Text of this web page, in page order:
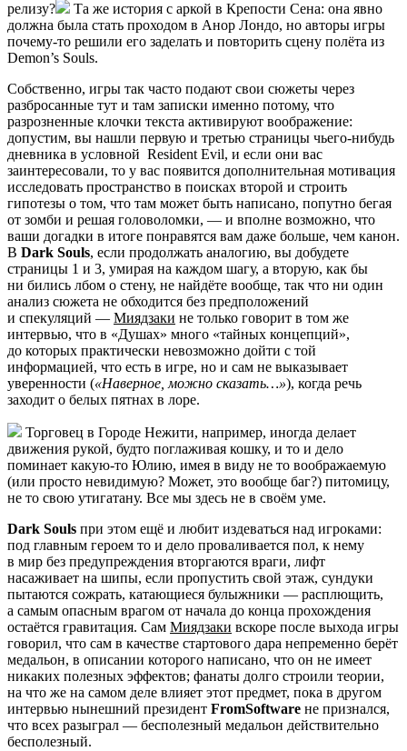
релизу?
Та же история с аркой в Крепости Сена: она явно
должна была стать проходом в Анор Лондо, но авторы игры
почему-то решили его заделать и повторить сцену полёта из
Demon’s Souls.
Собственно, игры так часто подают свои сюжеты через
разбросанные тут и там записки именно потому, что
разрозненные клочки текста активируют воображение:
допустим, вы нашли первую и третью страницы чьего-нибудь
дневника в условной Resident Evil, и если они вас
заинтересовали, то у вас появится дополнительная мотивация
исследовать пространство в поисках второй и строить
гипотезы о том, что там может быть написано, попутно бегая
от зомби и решая головоломки, — и вполне возможно, что
ваши догадки в итоге понравятся вам даже больше, чем канон.
В Dark Souls, если продолжать аналогию, вы добудете
страницы 1 и 3, умирая на каждом шагу, а вторую, как бы
ни бились лбом о стену, не найдёте вообще, так что ни один
анализ сюжета не обходится без предположений
и спекуляций — Миядзаки не только говорит в том же
интервью, что в «Душах» много «тайных концепций»,
до которых практически невозможно дойти с той
информацией, что есть в игре, но и сам не выказывает
уверенности («Наверное, можно сказать…»), когда речь
заходит о белых пятнах в лоре.
Торговец в Городе Нежити, например, иногда делает
движения рукой, будто поглаживая кошку, и то и дело
поминает какую-то Юлию, имея в виду не то воображаемую
(или просто невидимую? Может, это вообще баг?) питомицу,
не то свою утигатану. Все мы здесь не в своём уме.
Dark Souls при этом ещё и любит издеваться над игроками:
под главным героем то и дело проваливается пол, к нему
в мир без предупреждения вторгаются враги, лифт
насаживает на шипы, если пропустить свой этаж, сундуки
пытаются сожрать, катающиеся булыжники — расплющить,
а самым опасным врагом от начала до конца прохождения
остаётся гравитация. Сам Миядзаки вскоре после выхода игры
говорил, что сам в качестве стартового дара непременно берёт
медальон, в описании которого написано, что он не имеет
никаких полезных эффектов; фанаты долго строили теории,
на что же на самом деле влияет этот предмет, пока в другом
интервью нынешний президент FromSoftware не признался,
что всех разыграл — бесполезный медальон действительно
бесполезный.